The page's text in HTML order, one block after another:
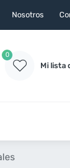
Nosotros
0
Mi lista